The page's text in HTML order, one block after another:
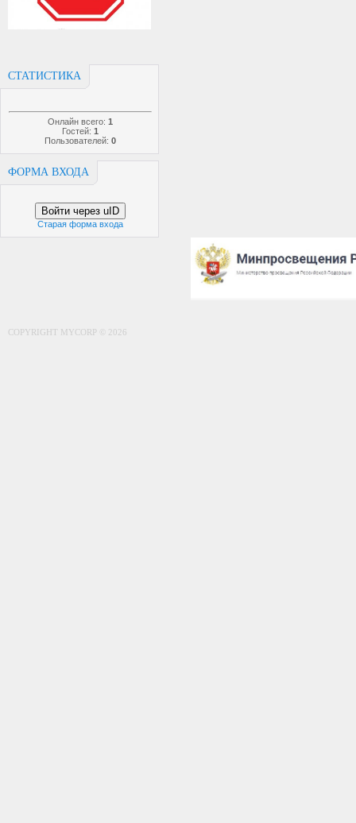
СТАТИСТИКА
Онлайн всего: 1
Гостей: 1
Пользователей: 0
ФОРМА ВХОДА
Войти через uID
Старая форма входа
COPYRIGHT MYCORP © 2026